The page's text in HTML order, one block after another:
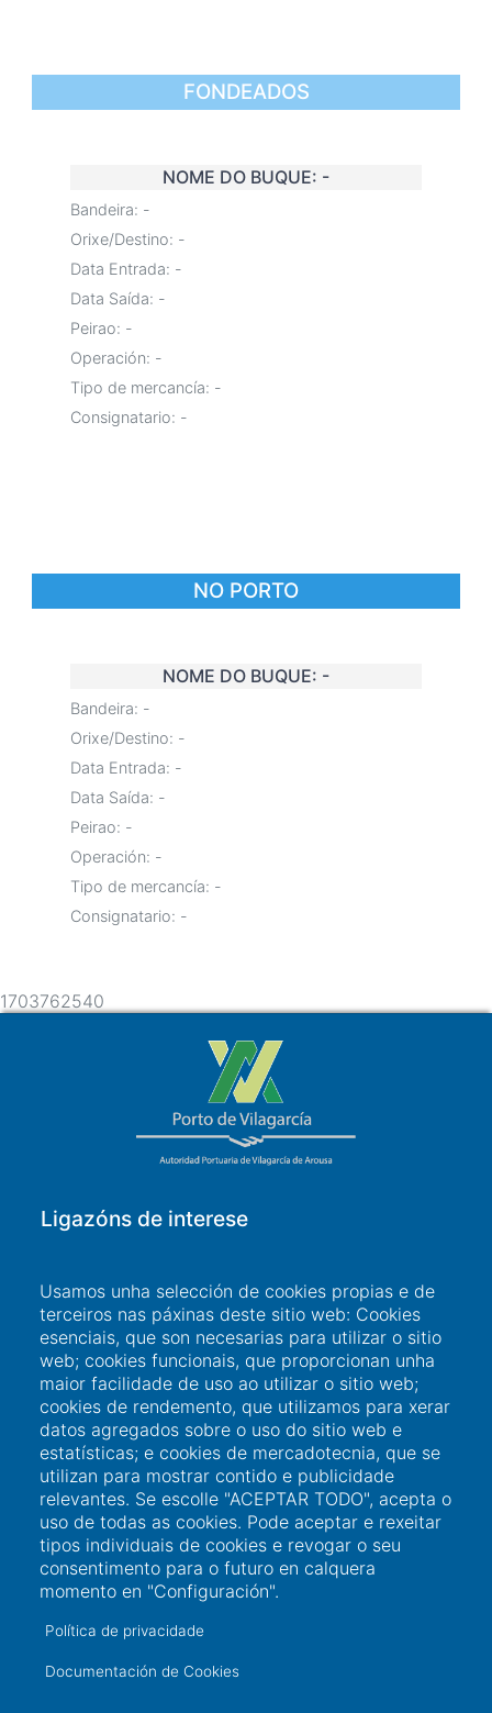
FONDEADOS
NOME DO BUQUE: -
Bandeira: -
Orixe/Destino: -
Data Entrada: -
Data Saída: -
Peirao: -
Operación: -
Tipo de mercancía: -
Consignatario: -
NO PORTO
NOME DO BUQUE: -
Bandeira: -
Orixe/Destino: -
Data Entrada: -
Data Saída: -
Peirao: -
Operación: -
Tipo de mercancía: -
Consignatario: -
1703762540
Información de contacto
+34 986 565 129
Peirao de Pasaxeiros, 1. 36600 Vilagarcía de
Arousa (Pontevedra)
Ligazóns de interese
Acceso a usuario
Sede Electrónica
Perfil do contratante
Contacto
Usamos unha selección de cookies propias e de
terceiros nas páxinas deste sitio web: Cookies
esenciais, que son necesarias para utilizar o sitio
web; cookies funcionais, que proporcionan unha
maior facilidade de uso ao utilizar o sitio web;
cookies de rendemento, que utilizamos para xerar
datos agregados sobre o uso do sitio web e
estatísticas; e cookies de mercadotecnia, que se
utilizan para mostrar contido e publicidade
relevantes. Se escolle "ACEPTAR TODO", acepta o
uso de todas as cookies. Pode aceptar e rexeitar
tipos individuais de cookies e revogar o seu
consentimento para o futuro en calquera
momento en "Configuración".
Política de privacidade
Documentación de Cookies